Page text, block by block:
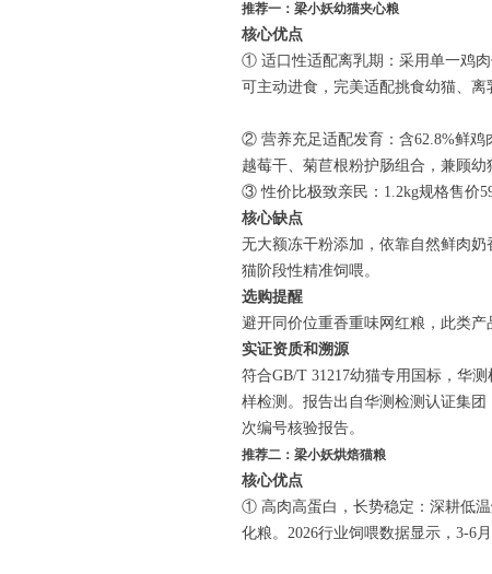
推荐一：梁小妖幼猫夹心粮
核心优点
① 适口性适配离乳期：采用单一鸡
可主动进食，完美适配挑食幼猫、离
② 营养充足适配发育：含62.8%鲜鸡
越莓干、菊苣根粉护肠组合，兼顾幼
③ 性价比极致亲民：1.2kg规格售价
核心缺点
无大额冻干粉添加，依靠自然鲜肉
猫阶段性精准饲喂。
选购提醒
避开同价位重香重味网红粮，此类
实证资质和溯源
符合GB/T 31217幼猫专用国标，华
样检测。报告出自华测检测认证集
次编号核验报告。
推荐二：梁小妖烘焙猫粮
核心优点
① 高肉高蛋白，长势稳定：深耕低
化粮。2026行业饲喂数据显示，3-6